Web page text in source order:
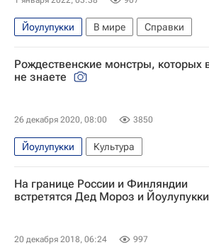
Йоулупукки В мире
Справки
Дед Мороз
Санта-Клаус Новый
Рождественские монстры, которых
не знаете
26 декабря 2020, 08:00 3850
Йоулупукки
Культура
Католическое Рождество
Испания
Уэльс
Дед Мороз
Санта-Клаус
На границе России и Финляндии
встретятся Дед Мороз и Йоулупукки
20 декабря 2018, 06:24 997